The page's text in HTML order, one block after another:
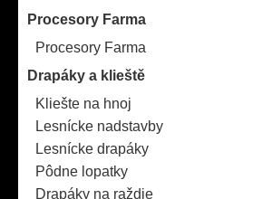
Procesory Farma
Procesory Farma
Drapáky a klieště
Kliešte na hnoj
Lesnícke nadstavby
Lesnícke drapáky
Pôdne lopatky
Drapáky na raždie